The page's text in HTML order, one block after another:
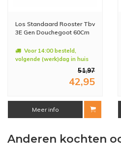
Los Standaard Rooster Tbv
3E Gen Douchegoot 60Cm
Voor 14:00 besteld,
volgende (werk)dag in huis
51,97
42,95
Meer info
Anderen kochten